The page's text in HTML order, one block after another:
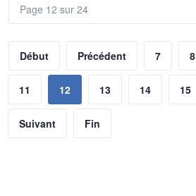
Page 12 sur 24
Début Précédent 7 8
11 12 13 14 15
Suivant Fin